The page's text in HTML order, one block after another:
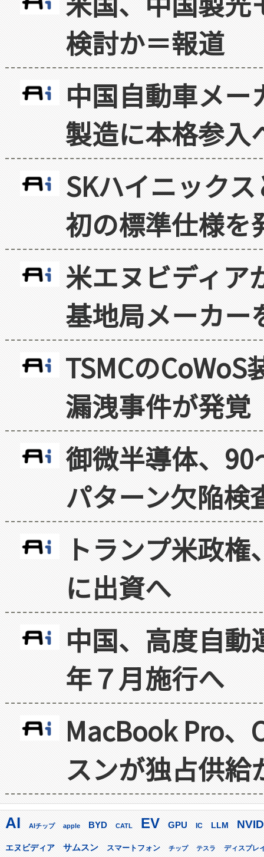
検討か＝報道
中国自動車メ
製造に本格参入
SKハイニック
初の標準仕様を
米エヌビディア
基地局メーカー
TSMCの
漏洩事件が発覚
御微半導体、
パターン欠陥検
トランプ米政
に出資へ
中国、高度自
年７月施行へ
MacBook Pro
スンが独占供給
AI AIチップ apple BYD CATL EV GPU IC LLM
エヌビディア サムスン スマートフォン チップ テスラ ディスプレ